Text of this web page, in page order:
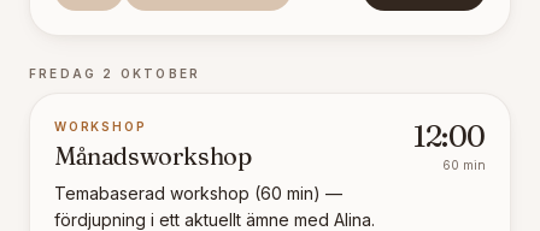
FREDAG 2 OKTOBER
WORKSHOP
Månadsworkshop
Temabaserad workshop (60 min) —
fördjupning i ett aktuellt ämne med Alina.
12:00
60 min